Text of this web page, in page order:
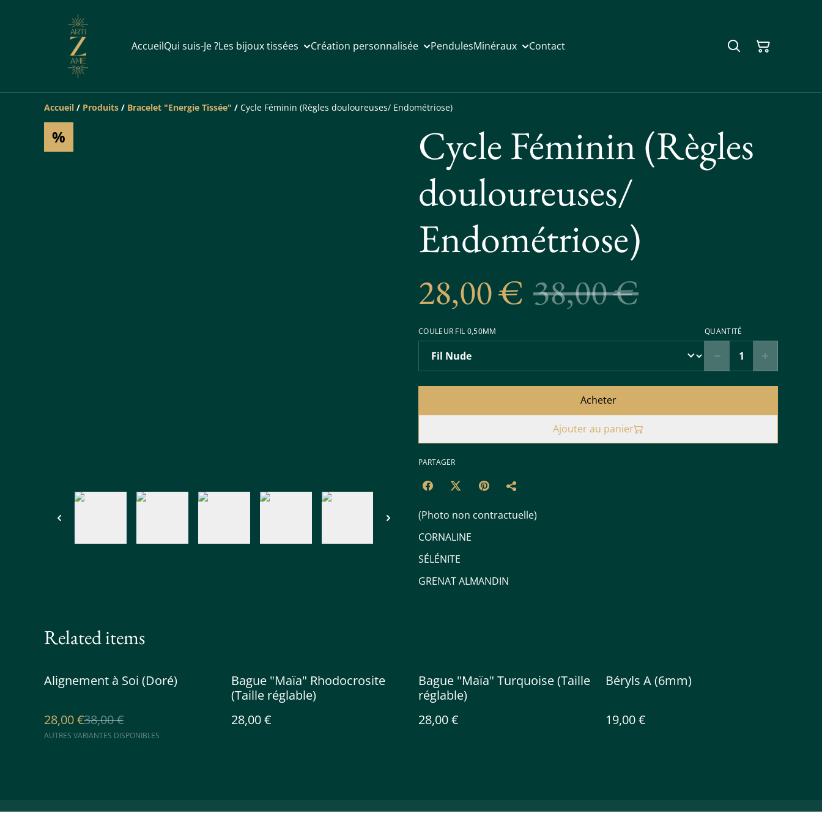
AccueilQui suis-Je ?Les bijoux tissées Création personnalisée PendulesMinéraux Contact
Accueil / Produits / Bracelet "Energie Tissée" / Cycle Féminin (Règles douloureuses/ Endométriose)
%
Cycle Féminin (Règles
douloureuses/
Endométriose)
28,00 € 38,00 €
COULEUR FIL 0,50MM QUANTITÉ
Acheter
Ajouter au panier
PARTAGER
(Photo non contractuelle)
CORNALINE
SÉLÉNITE
GRENAT ALMANDIN
Related items
%
Alignement à Soi (Doré)
28,00 €38,00 €
AUTRES VARIANTES DISPONIBLES
Bague "Maïa" Rhodocrosite
(Taille réglable)
28,00 €
Bague "Maïa" Turquoise (Taille
réglable)
28,00 €
Béryls A (6mm)
19,00 €